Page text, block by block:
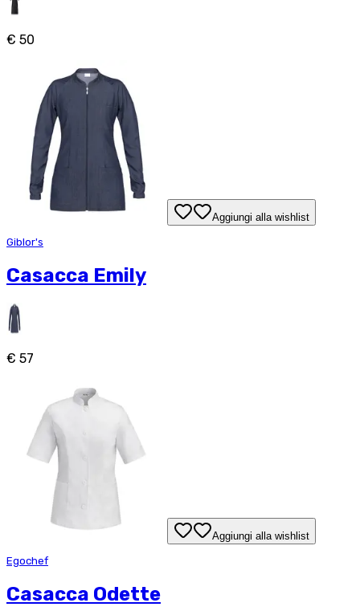
€ 50
Aggiungi alla wishlist
Giblor's
Casacca Emily
€ 57
Aggiungi alla wishlist
Egochef
Casacca Odette